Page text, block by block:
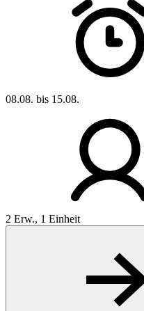
08.08. bis 15.08.
2 Erw., 1 Einheit